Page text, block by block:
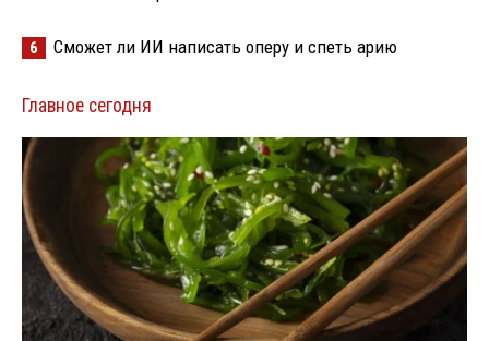
6 Сможет ли ИИ написать оперу и спеть арию
Главное сегодня